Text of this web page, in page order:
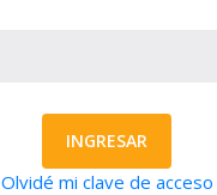
INGRESAR
Olvidé mi clave de acceso